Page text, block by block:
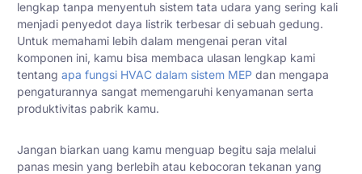
lengkap tanpa menyentuh sistem tata udara yang sering kali
menjadi penyedot daya listrik terbesar di sebuah gedung.
Untuk memahami lebih dalam mengenai peran vital
komponen ini, kamu bisa membaca ulasan lengkap kami
tentang apa fungsi HVAC dalam sistem MEP dan mengapa
pengaturannya sangat memengaruhi kenyamanan serta
produktivitas pabrik kamu.
Jangan biarkan uang kamu menguap begitu saja melalui
panas mesin yang berlebih atau kebocoran tekanan yang